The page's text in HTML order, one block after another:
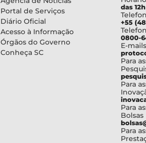
Portal de Serviços
Diário Oficial
Acesso à Informação
Órgãos do Governo
Conheça SC
das
+55
0800-
E-
Para
Para
Para
Bolsas
Para